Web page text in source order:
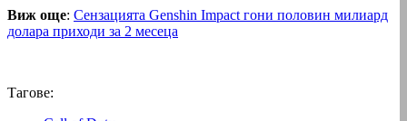
Виж още: Сензацията Genshin Impact гони половин милиард
долара приходи за 2 месеца
Тагове: